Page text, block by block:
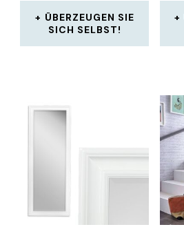
ÜBERZEUGEN SIE
SICH SELBST!